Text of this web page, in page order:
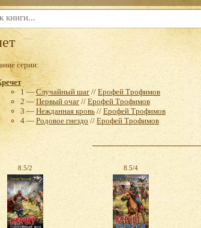
серии:
1 — Случайный шаг // Ерофей Трофимов
2 — Первый очаг // Ерофей Трофимов
3 — Нежданная кровь // Ерофей Трофимов
4 — Родовое гнездо // Ерофей Трофимов
8.5/2 8.5/4